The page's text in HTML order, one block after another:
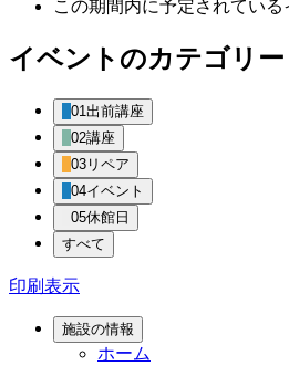
この期間内に予定されてい
イベントのカテゴリー
01出前講座
02講座
03リペア
04イベント
05休館日
すべて
印刷表示
施設の情報
ホーム